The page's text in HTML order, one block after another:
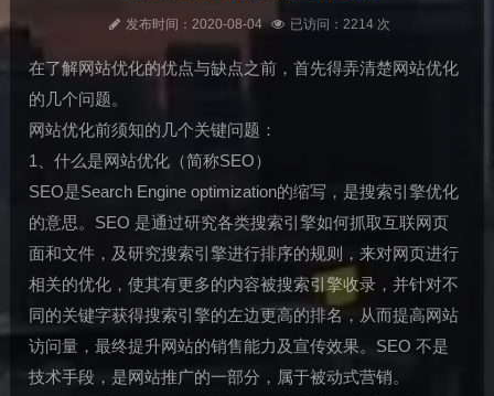
发布时间：2020-08-04 已访问：2214 次
在了解网站优化的优点与缺点之前，首先得弄清楚网站优化
的几个问题。
网站优化前须知的几个关键问题：
1、什么是网站优化（简称SEO）
SEO是Search Engine optimization的缩写，是搜索引擎优化
的意思。SEO 是通过研究各类搜索引擎如何抓取互联网页
面和文件，及研究搜索引擎进行排序的规则，来对网页进行
相关的优化，使其有更多的内容被搜索引擎收录，并针对不
同的关键字获得搜索引擎的左边更高的排名，从而提高网站
访问量，最终提升网站的销售能力及宣传效果。SEO 不是
技术手段，是网站推广的一部分，属于被动式营销。